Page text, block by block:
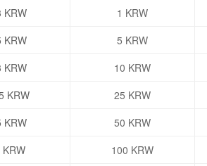
KRW 1 KRW
KRW 5 KRW
KRW 10 KRW
KRW 25 KRW
KRW 50 KRW
100 KRW